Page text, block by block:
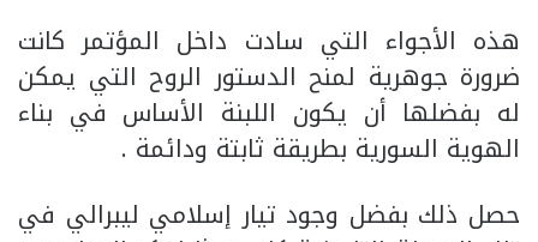
هذه الأجواء التي سادت داخل المؤتمر كانت
ضرورة جوهرية لمنح الدستور الروح التي يمكن
له بفضلها أن يكون اللبنة الأساس في بناء
الهوية السورية بطريقة ثابتة ودائمة .
حصل ذلك بفضل وجود تيار إسلامي ليبرالي في